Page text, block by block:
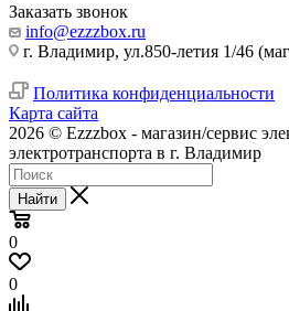
Заказать звонок
info@ezzzbox.ru
г. Владимир, ул.850-летия 1/46
Политика конфиденциальности
Карта сайта
2026 © Ezzzbox - магазин/сервис
электротранспорта в г. Владимир
Найти
0
0